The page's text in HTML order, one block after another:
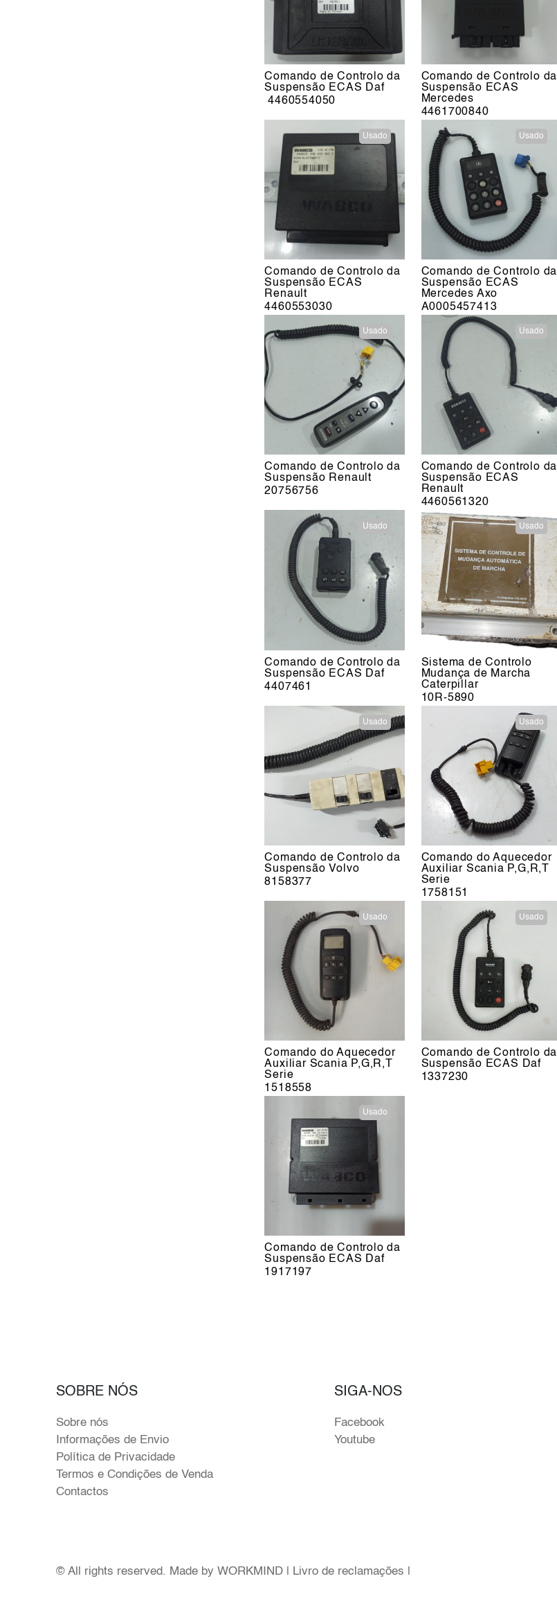
Comando de Controlo da
Suspensão ECAS Daf
4460554050
Comando de Controlo da
Suspensão ECAS
Mercedes
4461700840
Usado
Comando de Controlo da
Suspensão ECAS
Renault
4460553030
Usado
Comando de Controlo da
Suspensão ECAS
Mercedes Axo
A0005457413
Usado
Comando de Controlo da
Suspensão Renault
20756756
Usado
Comando de Controlo da
Suspensão ECAS
Renault
4460561320
Usado
Comando de Controlo da
Suspensão ECAS Daf
4407461
Usado
Sistema de Controlo
Mudança de Marcha
Caterpillar
10R-5890
Usado
Comando de Controlo da
Suspensão Volvo
8158377
Usado
Comando do Aquecedor
Auxiliar Scania P,G,R,T
Serie
1758151
Usado
Comando do Aquecedor
Auxiliar Scania P,G,R,T
Serie
1518558
Usado
Comando de Controlo da
Suspensão ECAS Daf
1337230
Usado
Comando de Controlo da
Suspensão ECAS Daf
1917197
SOBRE NÓS
Sobre nós
Informações de Envio
Política de Privacidade
Termos e Condições de Venda
Contactos
SIGA-NOS
Facebook
Youtube
© All rights reserved. Made by WORKMIND| Livro de reclamações